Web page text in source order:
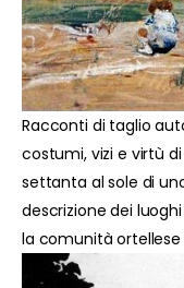
Racconti di taglio
costumi, vizi e virtù
settanta al sole di
descrizione dei
la comunità